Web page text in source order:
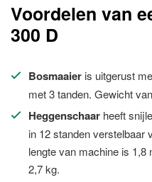
Voordelen van
300 D
Bosmaaier is uitgerust
met 3 tanden. Gewicht
Heggenschaar heeft
in 12 standen verstelbaar
lengte van machine is
2,7 kg.